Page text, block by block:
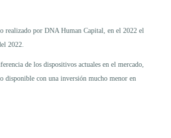
realizado por DNA Human Capital, en el 2022 el
2022.
de los dispositivos actuales en el mercado,
disponible con una inversión mucho menor en